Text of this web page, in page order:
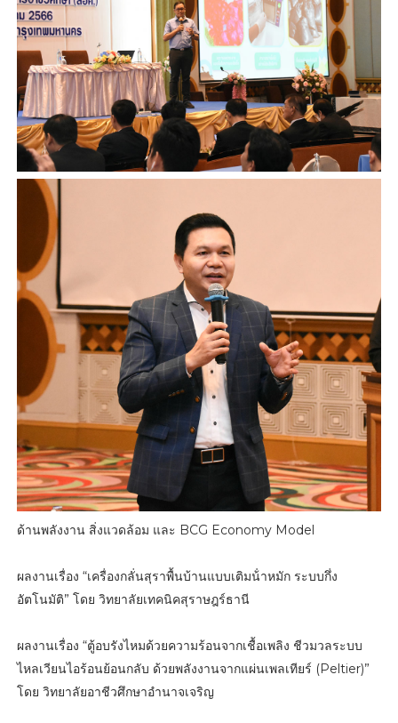
ด้านพลังงาน สิ่งแวดล้อม และ BCG Economy Model
ผลงานเรื่อง “เครื่องกลั่นสุราพื้นบ้านแบบเติมน้ําหมัก ระบบกึ่ง
อัตโนมัติ” โดย วิทยาลัยเทคนิคสุราษฎร์ธานี
ผลงานเรื่อง “ตู้อบรังไหมด้วยความร้อนจากเชื้อเพลิง ชีวมวลระบบ
ไหลเวียนไอร้อนย้อนกลับ ด้วยพลังงานจากแผ่นเพลเทียร์ (Peltier)”
โดย วิทยาลัยอาชีวศึกษาอํานาจเจริญ